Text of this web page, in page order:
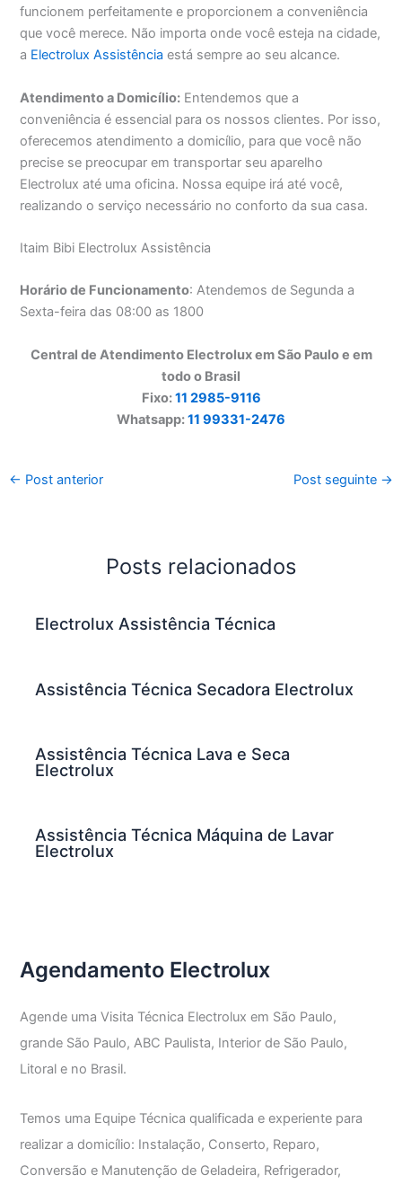
funcionem perfeitamente e proporcionem a conveniência
que você merece. Não importa onde você esteja na cidade,
a Electrolux Assistência está sempre ao seu alcance.
Atendimento a Domicílio: Entendemos que a
conveniência é essencial para os nossos clientes. Por isso,
oferecemos atendimento a domicílio, para que você não
precise se preocupar em transportar seu aparelho
Electrolux até uma oficina. Nossa equipe irá até você,
realizando o serviço necessário no conforto da sua casa.
Itaim Bibi Electrolux Assistência
Horário de Funcionamento: Atendemos de Segunda a
Sexta-feira das 08:00 as 1800
Central de Atendimento Electrolux em São Paulo e em
todo o Brasil
Fixo:11 2985-9116
Whatsapp:11 99331-2476
← Post anterior Post seguinte →
Posts relacionados
Electrolux Assistência Técnica
Assistência Técnica Secadora Electrolux
Assistência Técnica Lava e Seca
Electrolux
Assistência Técnica Máquina de Lavar
Electrolux
Agendamento Electrolux
Agende uma Visita Técnica Electrolux em São Paulo,
grande São Paulo, ABC Paulista, Interior de São Paulo,
Litoral e no Brasil.
Temos uma Equipe Técnica qualificada e experiente para
realizar a domicílio: Instalação, Conserto, Reparo,
Conversão e Manutenção de Geladeira, Refrigerador,